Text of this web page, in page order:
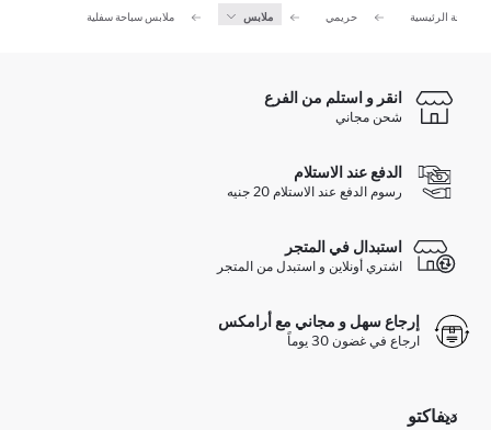
الصفحة الرئيسية حريمي ملابس ملابس سباحة سفلية
انقر و استلم من الفرع
شحن مجاني
الدفع عند الاستلام
رسوم الدفع عند الاستلام 20 جنيه
استبدال في المتجر
اشتري أونلاين و استبدل من المتجر
إرجاع سهل و مجاني مع أرامكس
ارجاع في غضون 30 يوماً
ديفاكتو